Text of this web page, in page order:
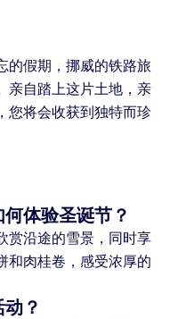
的假期，挪威的铁路旅
亲自踏上这片土地，亲
您将会收获到独特而珍
体验圣诞节？
赏沿途的雪景，同时享
和肉桂卷，感受浓厚的
？